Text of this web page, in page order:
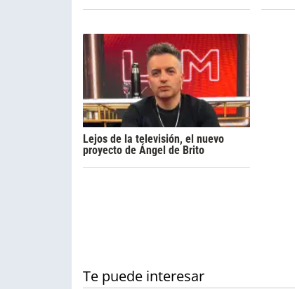
Lejos de la televisión, el nuevo
proyecto de Ángel de Brito